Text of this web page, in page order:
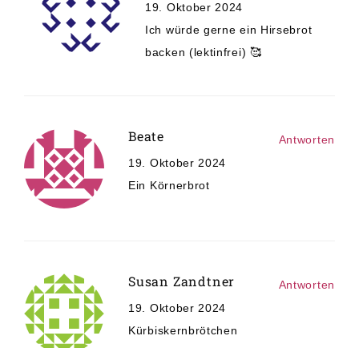
19. Oktober 2024
Ich würde gerne ein Hirsebrot
backen (lektinfrei) 🥰
Beate
19. Oktober 2024
Ein Körnerbrot
Antworten
Susan Zandtner
19. Oktober 2024
Kürbiskernbrötchen
Antworten